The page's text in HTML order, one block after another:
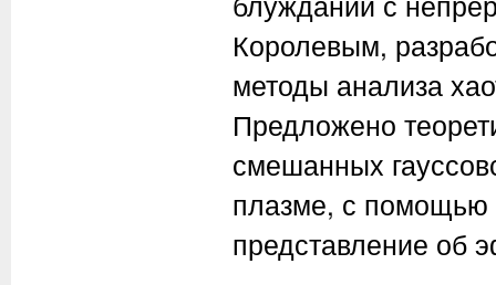
Королевым,
методы анализа
Предложено
смешанных
плазме, с помощью
представление об